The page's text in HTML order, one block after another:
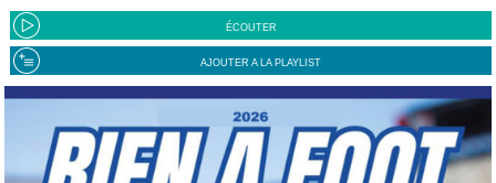
ÉCOUTER
AJOUTER A LA PLAYLIST